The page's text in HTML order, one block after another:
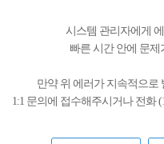
시스템 관리자에게
빠른 시간 안에 문
만약 위 에러가 지속적으로
1:1 문의에 접수해주시거나 전화 (